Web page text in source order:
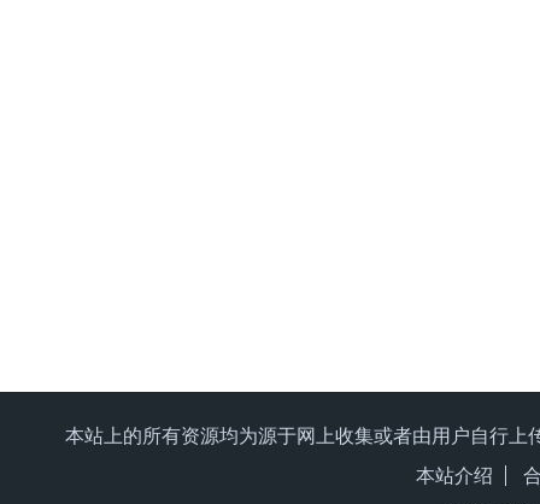
本站上的所有资源均为源于网上收集或者由用户自行
本站介绍